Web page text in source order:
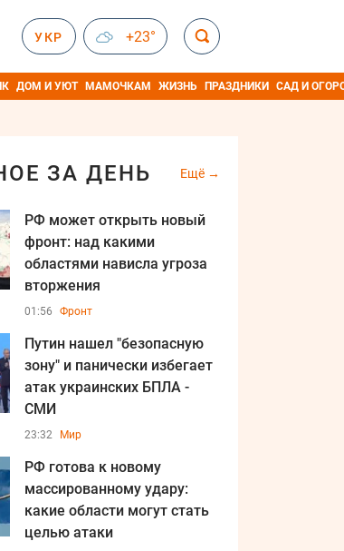
УКР +23°
ДОМ И УЮТ МАМОЧКАМ ЖИЗНЬ ПРАЗДНИКИ САД И
ЗА ДЕНЬ Ещё
РФ может открыть новый
фронт: над какими
областями нависла угроза
вторжения
01:56 Фронт
Путин нашел "безопасную
зону" и панически избегает
атак украинских БПЛА -
СМИ
23:32 Мир
РФ готова к новому
массированному удару:
какие области могут стать
целью атаки